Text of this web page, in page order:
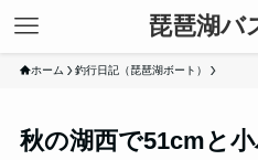
琵琶湖バ
ホーム 釣行日記（琵琶湖ボート）
秋の湖西で51cmと